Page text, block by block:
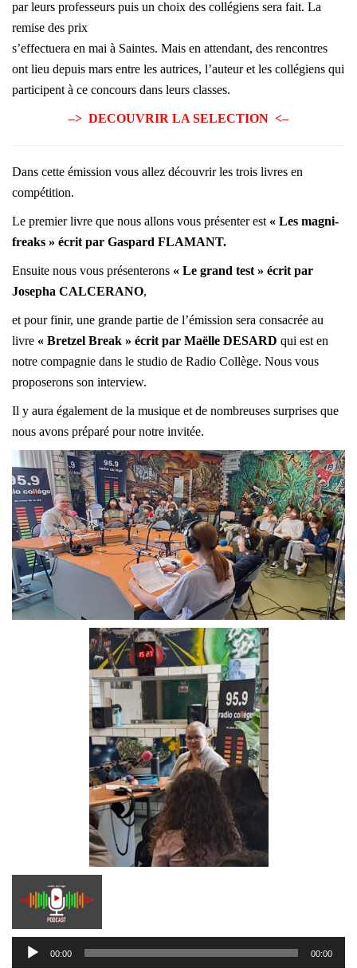
par leurs professeurs puis un choix des collégiens sera fait. La
remise des prix
s’effectuera en mai à Saintes. Mais en attendant, des rencontres
ont lieu depuis mars entre les autrices, l’auteur et les collégiens qui
participent à ce concours dans leurs classes.
–> DECOUVRIR LA SELECTION <–
Dans cette émission vous allez découvrir les trois livres en
compétition.
Le premier livre que nous allons vous présenter est « Les magni-
freaks » écrit par Gaspard FLAMANT.
Ensuite nous vous présenterons « Le grand test » écrit par
Josepha CALCERANO,
et pour finir, une grande partie de l’émission sera consacrée au
livre « Bretzel Break » écrit par Maëlle DESARD qui est en
notre compagnie dans le studio de Radio Collège. Nous vous
proposerons son interview.
Il y aura également de la musique et de nombreuses surprises que
nous avons préparé pour notre invitée.
Lecteur
audio
00:00 00:00